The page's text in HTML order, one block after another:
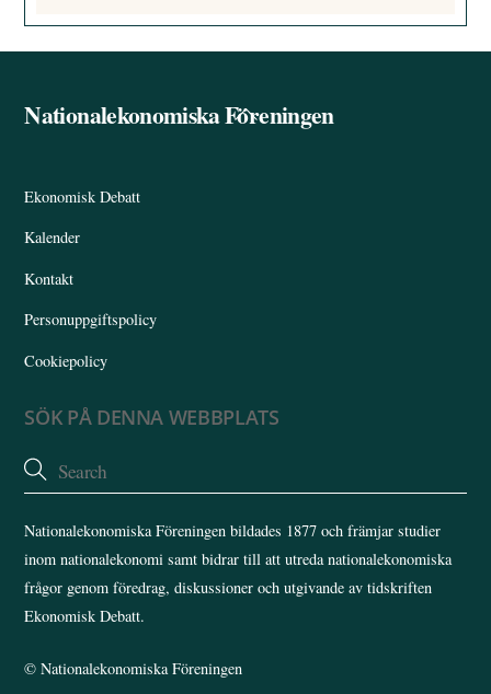
Back
Nationalekonomiska Föreningen
Ekonomisk Debatt
Kalender
Kontakt
Personuppgiftspolicy
Cookiepolicy
SÖK PÅ DENNA WEBBPLATS
Nationalekonomiska Föreningen bildades 1877 och främjar studier
inom nationalekonomi samt bidrar till att utreda nationalekonomiska
frågor genom föredrag, diskussioner och utgivande av tidskriften
Ekonomisk Debatt.
©Nationalekonomiska Föreningen